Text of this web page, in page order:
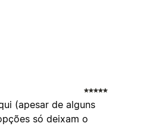
(apesar de alguns
só deixam o